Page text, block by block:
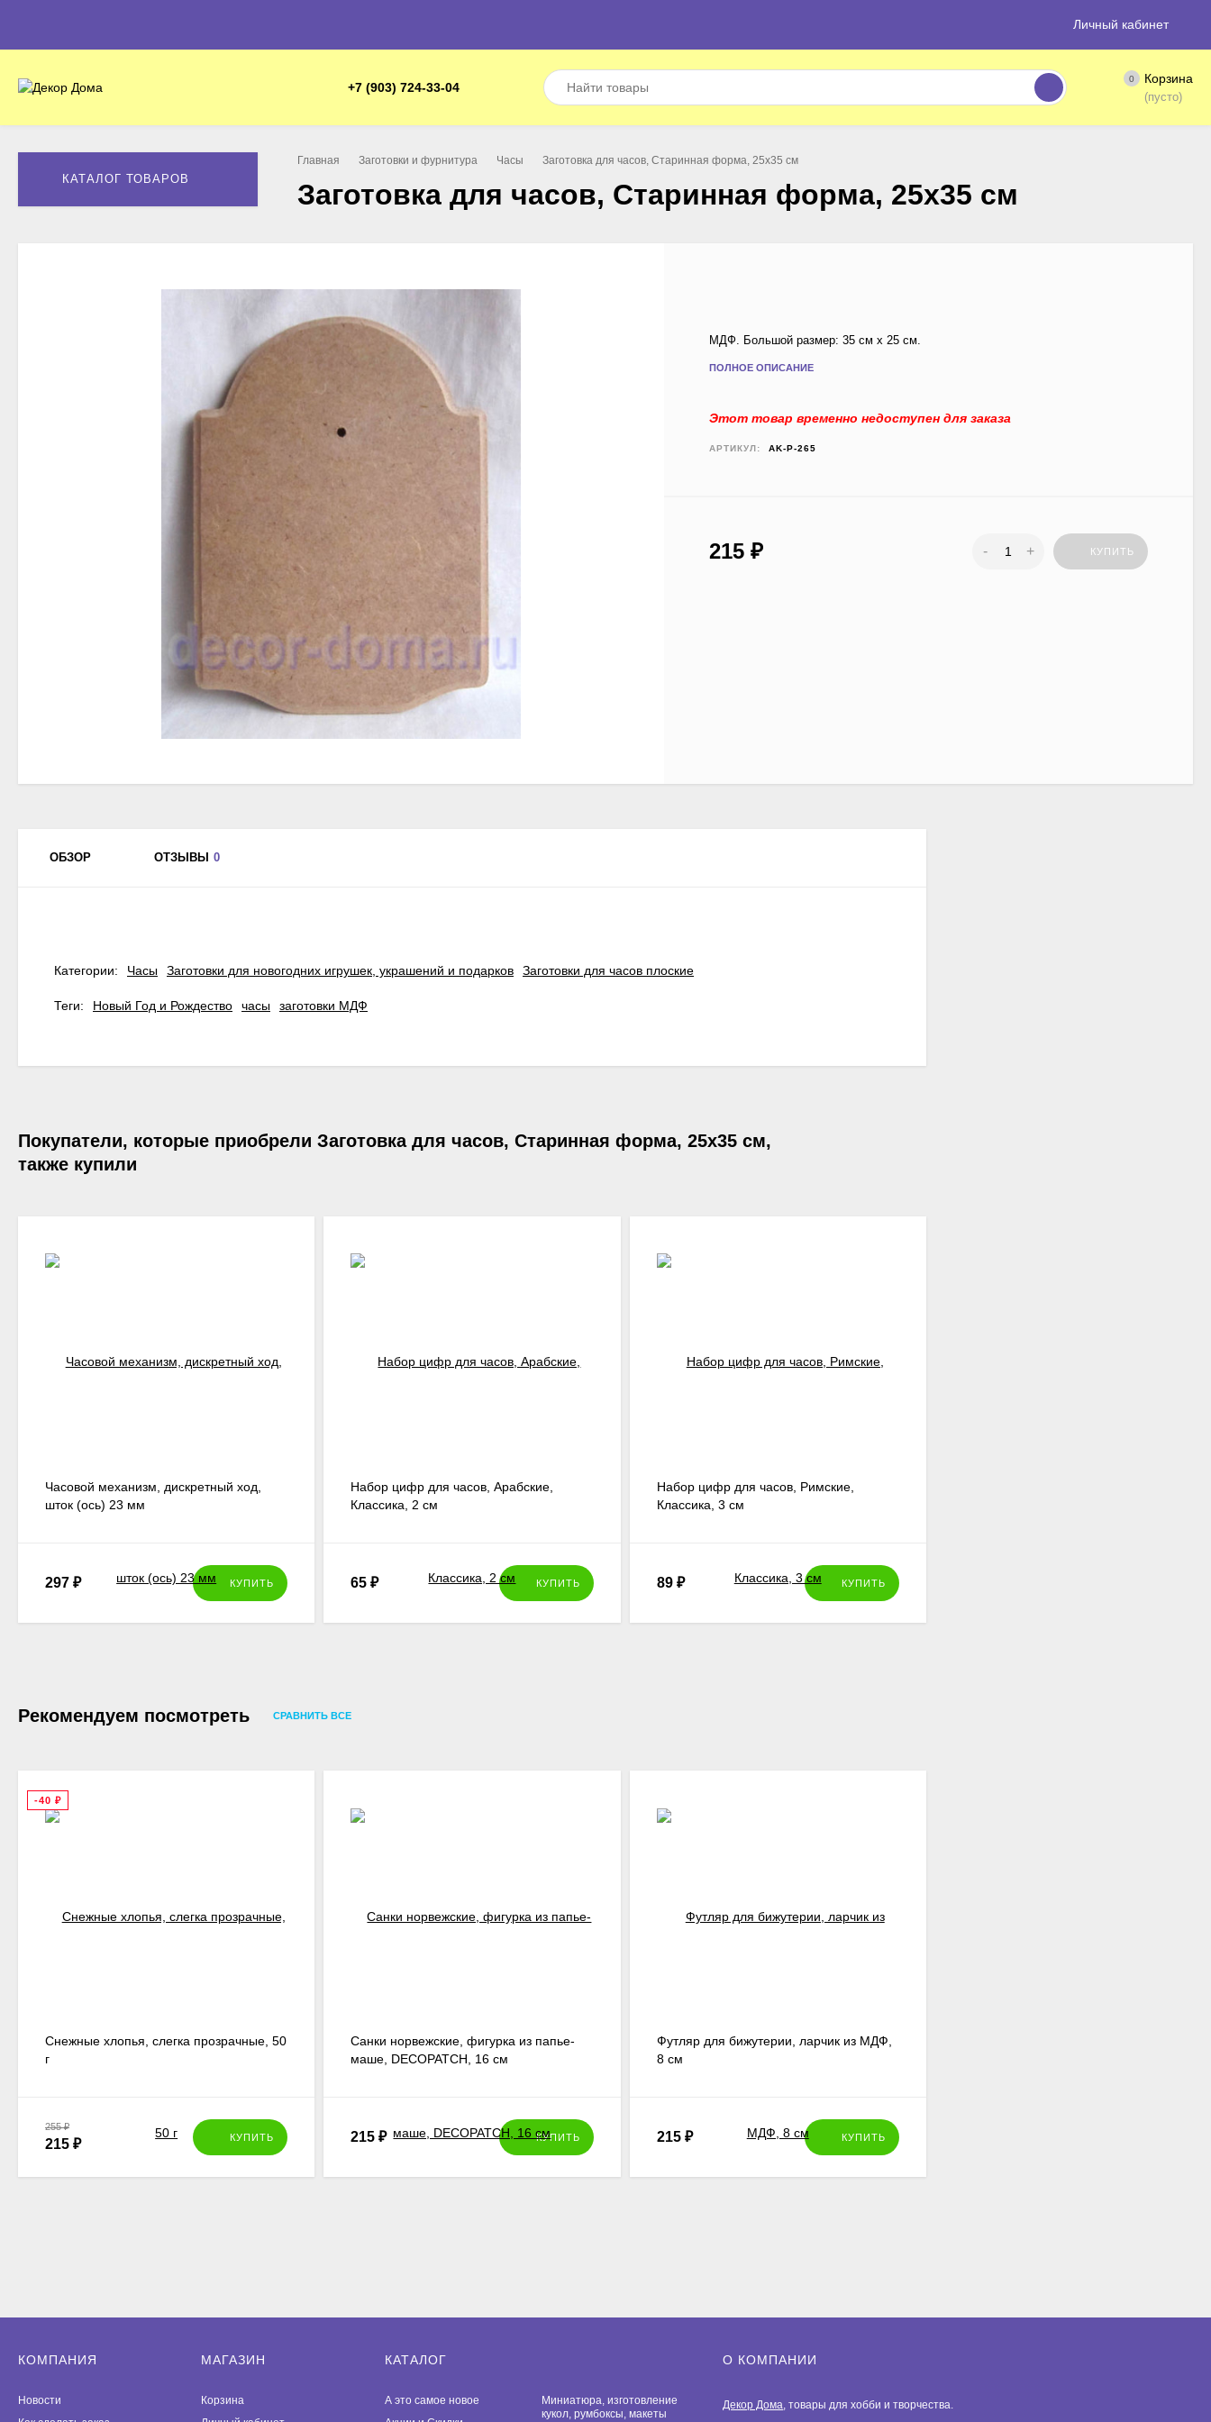
Личный кабинет
+7 (903) 724-33-04
0 Корзина
(пусто)
КАТАЛОГ ТОВАРОВ
Главная Заготовки и фурнитура Часы Заготовка для часов, Старинная форма, 25х35 см
Заготовка для часов, Старинная форма, 25х35 см
МДФ. Большой размер: 35 см х 25 см.
ПОЛНОЕ ОПИСАНИЕ
Этот товар временно недоступен для заказа
АРТИКУЛ: AK-P-265
215₽ - + КУПИТЬ
ОБЗОР ОТЗЫВЫ 0
Категории: Часы Заготовки для новогодних игрушек, украшений и подарков Заготовки для часов плоские
Теги: Новый Год и Рождество часы заготовки МДФ
Покупатели, которые приобрели Заготовка для часов, Старинная форма, 25х35 см,
также купили
Часовой механизм, дискретный ход,
шток (ось) 23 мм
297 ₽ КУПИТЬ
Набор цифр для часов, Арабские,
Классика, 2 см
65₽ КУПИТЬ
Набор цифр для часов, Римские,
Классика, 3 см
89 ₽ КУПИТЬ
Рекомендуем посмотреть СРАВНИТЬ ВСЕ
-40 ₽
Снежные хлопья, слегка прозрачные, 50
г
255₽
215 ₽ КУПИТЬ
Санки норвежские, фигурка из папье-
маше, DECOPATCH, 16 см
215₽ КУПИТЬ
Футляр для бижутерии, ларчик из МДФ,
8 см
215 ₽ КУПИТЬ
КОМПАНИЯ
Новости
МАГАЗИН
Корзина
КАТАЛОГ
А это самое новое
Миниатюра, изготовление
кукол, румбоксы, макеты
О КОМПАНИИ
Декор Дома, товары для хобби и творчества.